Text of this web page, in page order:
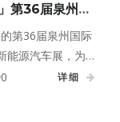
第36届泉州国
幕！
第36届泉州国际
能源汽车展，为我
与伦比的汽车盛
0 详细